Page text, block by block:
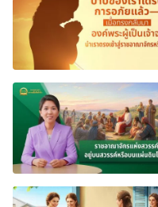
วิธีนี้ แต่ส่วนใหญ่ขาดง
แค่ไม่กี่คนที่อาจมีงาน
พยานของพระองค์ ดังนั้
ไม่ใช่คนที่พระเจ้าเป็น
อื่นอุปถัมภ์และเลือกเข้
ยืนกรานว่าพระเจ้าทร
ขัดกับข้อเท็จจริงเหรอ?
พยานยืนยันให้ตัวเองอ